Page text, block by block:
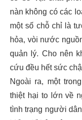
nàn không có các
một số chỗ chỉ là
hỏa, vòi nước
quản lý. Cho nên
cứu đều hết sức
Ngoài ra, một
thiệt hại to lớn về
tình trạng người